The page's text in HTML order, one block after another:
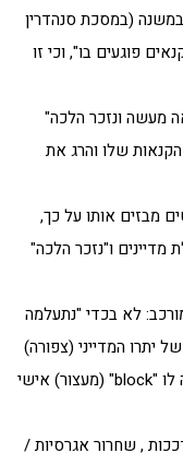
(במסכת סנהדרין
פוגעים בו", וכי זו
מעשה ונזכר הלכה"
שלו והרג את
מבזים אותו על כך,
ו"נזכר הלכה"
לא בכדי "נתעלמה
המדייני (צפורה)
ובני ישראל קנטרו אותו על כך. לכן כנראה היה לו "block" (מעצור) אישי
, שחרור אגרסיות /